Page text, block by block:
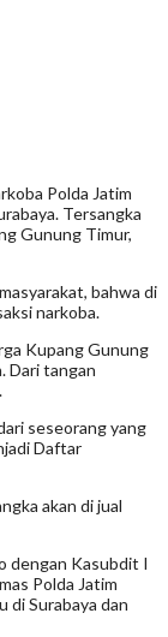
Polda Jatim
Tersangka
Gunung Timur,
bahwa di
narkoba.
Kupang Gunung
Dari tangan
seseorang yang
Daftar
akan di jual
dengan Kasubdit I
Polda Jatim
di Surabaya dan